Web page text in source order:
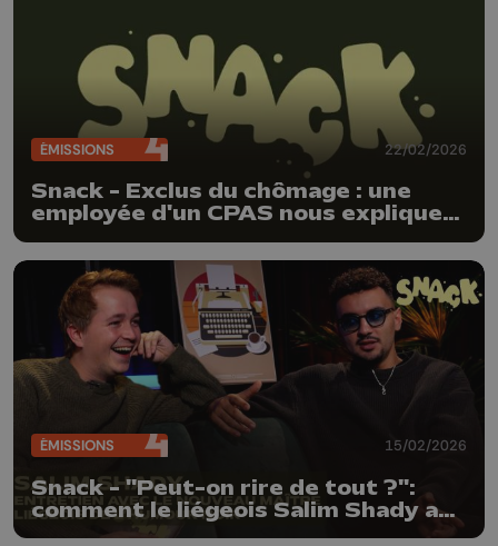
ÉMISSIONS 22/02/2026
Snack - Exclus du chômage : une
employée d'un CPAS nous explique
Belgique
ÉMISSIONS 15/02/2026
Snack - "Peut-on rire de tout ?":
comment le liégeois Salim Shady a
réussi à percer avec l'humour noir